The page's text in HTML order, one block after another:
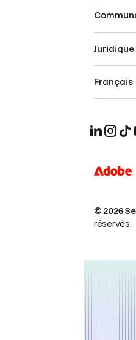
© 2026
réservés.
Juridique
Français